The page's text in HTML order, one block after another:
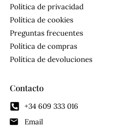
Política de privacidad
Política de cookies
Preguntas frecuentes
Política de compras
Política de devoluciones
Contacto
+34 609 333 016
Email